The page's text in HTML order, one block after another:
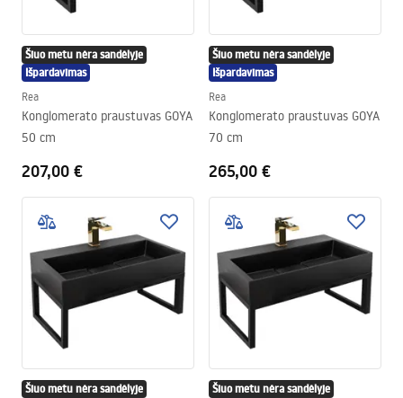
Šiuo metu nėra sandėlyje
Išpardavimas
Rea
Konglomerato praustuvas GOYA
50 cm
207,00 €
Šiuo metu nėra sandėlyje
Išpardavimas
Rea
Konglomerato praustuvas GOYA
70 cm
265,00 €
Šiuo metu nėra sandėlyje
Šiuo metu nėra sandėlyje